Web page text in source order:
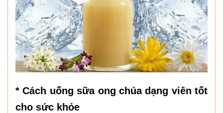
* Cách uống sữa ong chúa dạng viên tốt
cho sức khỏe